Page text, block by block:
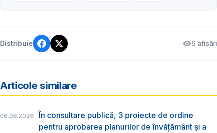
Distribuie 6 afișări
Articole similare
06.08.2026
În consultare publică, 3 proiecte de ordine
pentru aprobarea planurilor de învățământ și a